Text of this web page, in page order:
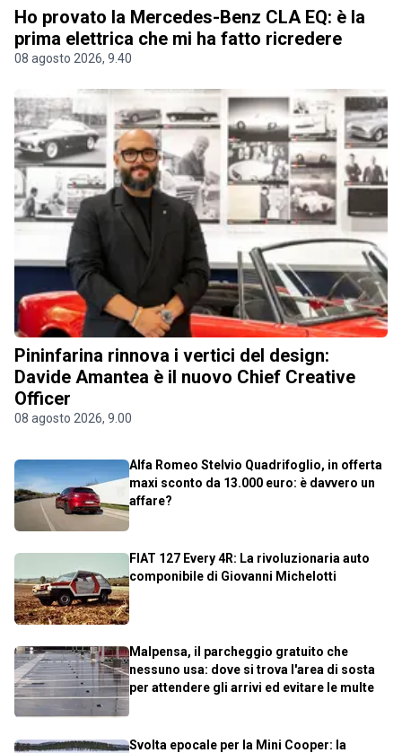
Ho provato la Mercedes-Benz CLA EQ: è la
prima elettrica che mi ha fatto ricredere
08 agosto 2026, 9.40
Pininfarina rinnova i vertici del design:
Davide Amantea è il nuovo Chief Creative
Officer
08 agosto 2026, 9.00
Alfa Romeo Stelvio Quadrifoglio, in offerta
maxi sconto da 13.000 euro: è davvero un
affare?
FIAT 127 Every 4R: La rivoluzionaria auto
componibile di Giovanni Michelotti
Malpensa, il parcheggio gratuito che
nessuno usa: dove si trova l'area di sosta
per attendere gli arrivi ed evitare le multe
Svolta epocale per la Mini Cooper: la